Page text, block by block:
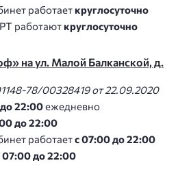
работаеткруглосуточно
работаюткруглосуточно
на ул. Малой Балканской, д.
78/00328419 от 22.09.2020
22:00ежедневно
до 22:00
работаетс 07:00 до 22:00
07:00 до 22:00